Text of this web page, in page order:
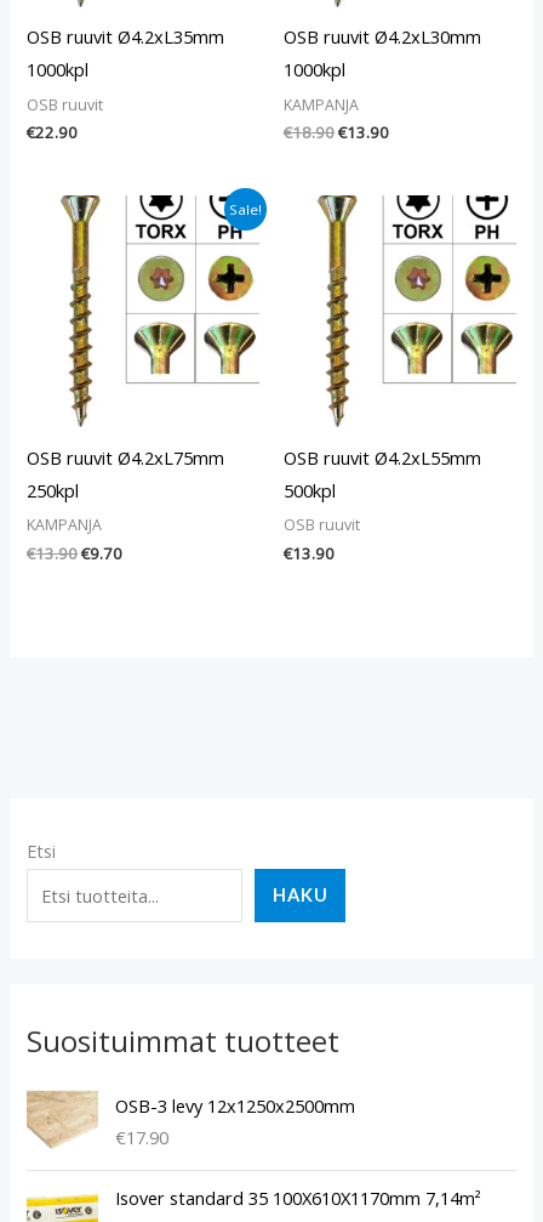
Etsi
HAKU
Suosituimmat tuotteet
OSB-3 levy 12x1250x2500mm
€17.90
Isover standard 35 100X610X1170mm 7,14m²
OSB ruuvit Ø4.2xL35mm
1000kpl
OSB ruuvit
€22.90
OSB ruuvit Ø4.2xL30mm
1000kpl
KAMPANJA
€18.90€13.90
Sale!
OSB ruuvit Ø4.2xL75mm
250kpl
KAMPANJA
€13.90
Alkuperäinen
hinta
oli:
€13.90.
€9.70
Nykyinen
hinta
on:
€9.70.
OSB ruuvit Ø4.2xL55mm
500kpl
OSB ruuvit
€13.90